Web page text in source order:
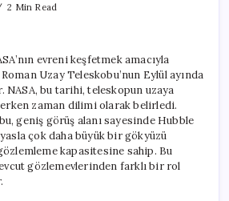
2 Min Read
Uzaya
Gönderilebilir
için
evreni keşfetmek amacıyla
Uzay Teleskobu’nun Eylül ayında
NASA, bu tarihi, teleskopun uzaya
zaman dilimi olarak belirledi.
geniş görüş alanı sayesinde Hubble
çok daha büyük bir gökyüzü
kapasitesine sahip. Bu
gözlemevlerinden farklı bir rol